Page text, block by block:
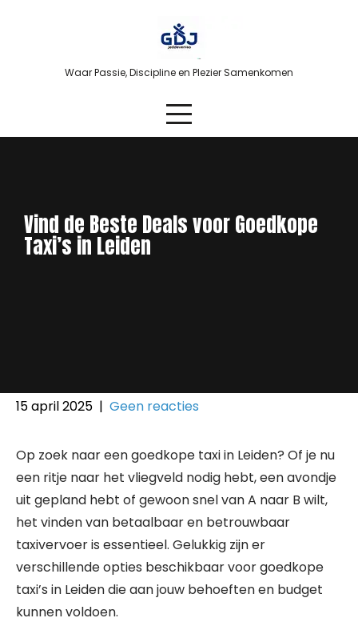
Waar Passie, Discipline en Plezier Samenkomen
Vind de Beste Deals voor Goedkope
Taxi’s in Leiden
15 april 2025 | Geen reacties
Op zoek naar een goedkope taxi in Leiden? Of je nu
een ritje naar het vliegveld nodig hebt, een avondje
uit gepland hebt of gewoon snel van A naar B wilt,
het vinden van betaalbaar en betrouwbaar
taxivervoer is essentieel. Gelukkig zijn er
verschillende opties beschikbaar voor goedkope
taxi’s in Leiden die aan jouw behoeften en budget
kunnen voldoen.